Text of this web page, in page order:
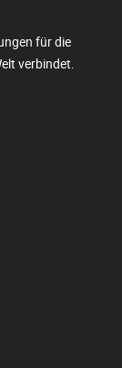
für die
verbindet.